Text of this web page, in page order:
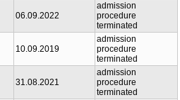
06.09.2022
admission
procedure
terminated
10.09.2019
admission
procedure
terminated
31.08.2021
admission
procedure
terminated